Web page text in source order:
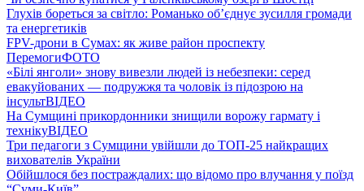
Глухів бореться за світло: Романько об’єднує зусилля громади
та енергетиків
FPV-дрони в Сумах: як живе район проспекту
ПеремогиФОТО
«Білі янголи» знову вивезли людей із небезпеки: серед
евакуйованих — подружжя та чоловік із підозрою на
інсультВІДЕО
На Сумщині прикордонники знищили ворожу гармату і
технікуВІДЕО
Три педагоги з Сумщини увійшли до ТОП-25 найкращих
вихователів України
Обійшлося без постраждалих: що відомо про влучання у поїзд